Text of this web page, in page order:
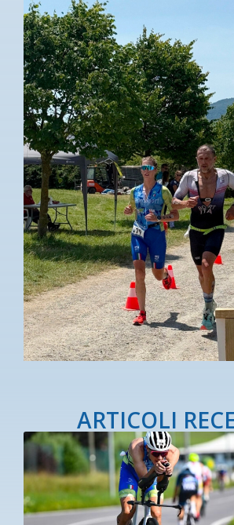
ARTICOLI